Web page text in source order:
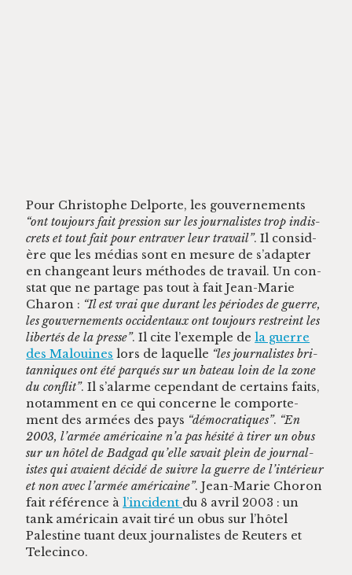
Pour Christophe Del­porte, les gou­verne­ments
“ont tou­jours fait pres­sion sur les jour­nal­istes trop indis­
crets et tout fait pour entraver leur tra­vail”. Il con­sid­
ère que les médias sont en mesure de s’adapter
en changeant leurs méth­odes de tra­vail. Un con­
stat que ne partage pas tout à fait Jean-Marie
Charon : “Il est vrai que durant les péri­odes de guerre,
les gou­verne­ments occi­den­taux ont tou­jours restreint les
lib­ertés de la presse”. Il cite l’exemple dela guerre
des Mal­ouines lors de laque­lle “les jour­nal­istes bri­
tan­niques ont été par­qués sur un bateau loin de la zone
du con­flit”. Il s’alarme cepen­dant de cer­tains faits,
notam­ment en ce qui con­cerne le com­porte­
ment des armées des pays “démoc­ra­tiques”. “En
2003, l’armée améri­caine n’a pas hésité à tir­er un obus
sur un hôtel de Badgad qu’elle savait plein de jour­nal­
istes qui avaient décidé de suiv­re la guerre de l’in­térieur
et non avec l’armée améri­caine”. Jean-Marie Choron
fait référence àl’incident du 8 avril 2003 : un
tank améri­cain avait tiré un obus sur l’hôtel
Pales­tine tuant deux jour­nal­istes de Reuters et
Telecinco.